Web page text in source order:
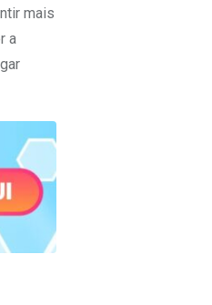
mais
a